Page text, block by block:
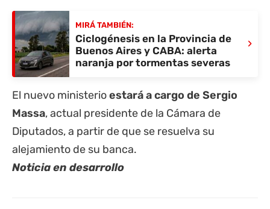
MIRÁ TAMBIÉN:
Ciclogénesis en la Provincia de
Buenos Aires y CABA: alerta
naranja por tormentas severas
›
El nuevo ministerioestará a cargo de Sergio
Massa, actual presidente de la Cámara de
Diputados, a partir de que se resuelva su
alejamiento de su banca.
Noticia en desarrollo